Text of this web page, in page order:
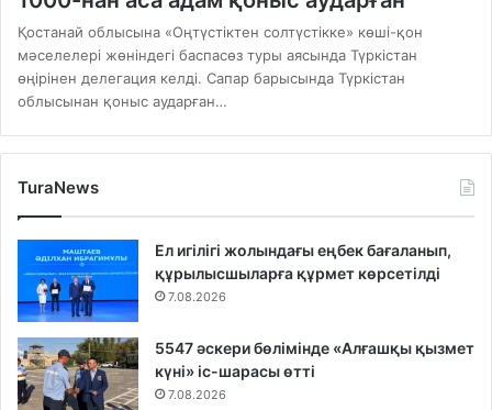
Қостанай облысына «Оңтүстіктен солтүстікке» көші-қон
мәселелері жөніндегі баспасөз туры аясында Түркістан
өңірінен делегация келді. Сапар барысында Түркістан
облысынан қоныс аударған…
TuraNews
Ел игілігі жолындағы еңбек бағаланып,
құрылысшыларға құрмет көрсетілді
7.08.2026
5547 әскери бөлімінде «Алғашқы қызмет
күні» іс-шарасы өтті
7.08.2026